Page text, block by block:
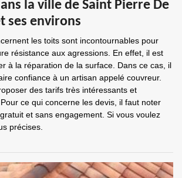
la ville de Saint Pierre De
ses environs
les toits sont incontournables pour
résistance aux agressions. En effet, il est
à la réparation de la surface. Dans ce cas, il
confiance à un artisan appelé couvreur.
des tarifs très intéressants et
ce qui concerne les devis, il faut noter
et sans engagement. Si vous voulez
précises.